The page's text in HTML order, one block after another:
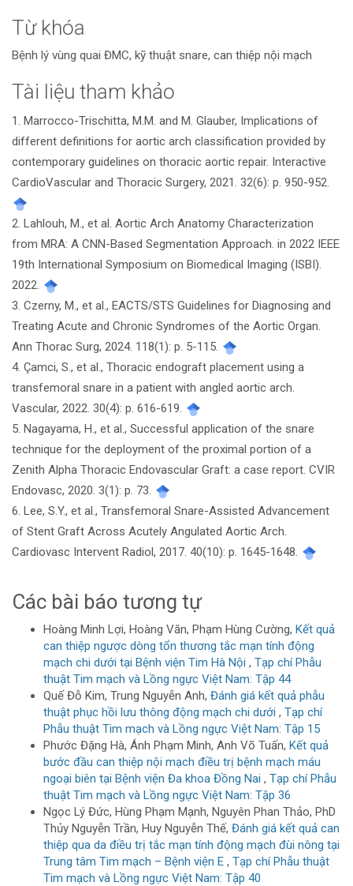
Từ khóa
Bệnh lý vùng quai ĐMC, kỹ thuật snare, can thiệp nội mạch
Chi
tiết
bài
viết
Tài liệu tham khảo
1. Marrocco-Trischitta, M.M. and M. Glauber, Implications of
different definitions for aortic arch classification provided by
contemporary guidelines on thoracic aortic repair. Interactive
CardioVascular and Thoracic Surgery, 2021. 32(6): p. 950-952.
2. Lahlouh, M., et al. Aortic Arch Anatomy Characterization
from MRA: A CNN-Based Segmentation Approach. in 2022 IEEE
19th International Symposium on Biomedical Imaging (ISBI).
2022.
3. Czerny, M., et al., EACTS/STS Guidelines for Diagnosing and
Treating Acute and Chronic Syndromes of the Aortic Organ.
Ann Thorac Surg, 2024. 118(1): p. 5-115.
4. Çamci, S., et al., Thoracic endograft placement using a
transfemoral snare in a patient with angled aortic arch.
Vascular, 2022. 30(4): p. 616-619.
5. Nagayama, H., et al., Successful application of the snare
technique for the deployment of the proximal portion of a
Zenith Alpha Thoracic Endovascular Graft: a case report. CVIR
Endovasc, 2020. 3(1): p. 73.
6. Lee, S.Y., et al., Transfemoral Snare-Assisted Advancement
of Stent Graft Across Acutely Angulated Aortic Arch.
Cardiovasc Intervent Radiol, 2017. 40(10): p. 1645-1648.
Các bài báo tương tự
Hoàng Minh Lợi, Hoàng Văn, Phạm Hùng Cường, Kết quả
can thiệp ngược dòng tổn thương tắc mạn tính động
mạch chi dưới tại Bệnh viện Tim Hà Nội , Tạp chí Phẫu
thuật Tim mạch và Lồng ngực Việt Nam: Tập 44
Quế Đỗ Kim, Trung Nguyễn Anh, Đánh giá kết quả phẫu
thuật phục hồi lưu thông động mạch chi dưới , Tạp chí
Phẫu thuật Tim mạch và Lồng ngực Việt Nam: Tập 15
Phước Đặng Hà, Ánh Phạm Minh, Anh Võ Tuấn, Kết quả
bước đầu can thiệp nội mạch điều trị bệnh mạch máu
ngoại biên tại Bệnh viện Đa khoa Đồng Nai , Tạp chí Phẫu
thuật Tim mạch và Lồng ngực Việt Nam: Tập 36
Ngọc Lý Đức, Hùng Phạm Mạnh, Nguyên Phan Thảo, PhD
Thủy Nguyễn Trần, Huy Nguyễn Thế, Đánh giá kết quả can
thiệp qua da điều trị tắc mạn tính động mạch đùi nông tại
Trung tâm Tim mạch – Bệnh viện E , Tạp chí Phẫu thuật
Tim mạch và Lồng ngực Việt Nam: Tập 40